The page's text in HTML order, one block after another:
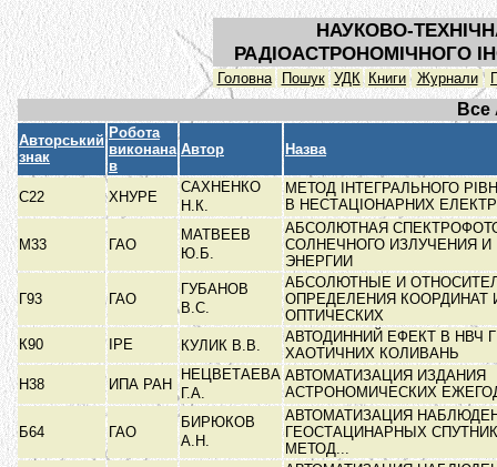
НАУКОВО-
РАДІОАСТРОНОМІЧНОГО
Головна Пошук УДК Книги Журнали
Все
Авторський
знак
Робота
виконана
в
Автор Назва
С22 ХНУРЕ
САХНЕНКО
Н.К.
МЕТОД ІНТЕГРАЛЬНОГО
В НЕСТАЦІОНАРНИХ
М33 ГАО
МАТВЕЕВ
Ю.Б.
АБСОЛЮТНАЯ
СОЛНЕЧНОГО ИЗЛУЧЕНИЯ
ЭНЕРГИИ
Г93 ГАО
ГУБАНОВ
В.С.
АБСОЛЮТНЫЕ И
ОПРЕДЕЛЕНИЯ КООРДИНАТ
ОПТИЧЕСКИХ
К90
ІРЕ КУЛИК В.В.
АВТОДИННИЙ ЕФЕКТ В НВЧ
ХАОТИЧНИХ КОЛИВАНЬ
Н38
ИПА РАН
НЕЦВЕТАЕВА
Г.А.
АВТОМАТИЗАЦИЯ ИЗДАНИЯ
АСТРОНОМИЧЕСКИХ
Б64 ГАО
БИРЮКОВ
А.Н.
АВТОМАТИЗАЦИЯ
ГЕОСТАЦИНАРНЫХ
МЕТОД...